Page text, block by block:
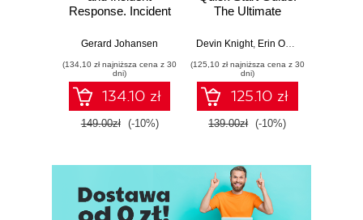
Response. Incident
and techniques for
threat response -
Fourth Edition
Gerard Johansen
(134,10 zł najniższa cena z 30
dni)
134.10 zł
149.00zł (-10%)
The Ultimate
to Power BI, Data
Tools, and
Microsoft Fabric -
Fourth Edition
Devin Knight, Erin Ostrowsky
(125,10 zł najniższa cena z 30
dni)
125.10 zł
139.00zł (-10%)